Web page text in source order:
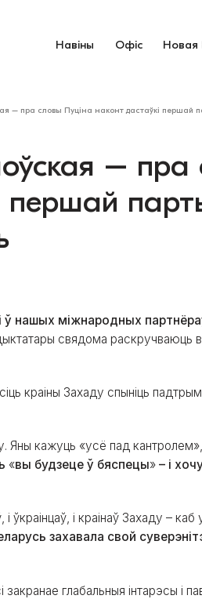
Навіны Офіс Новая
– пра словы Пуціна наконт дастаўкі першай
– пра
першай
ў нашых міжнародных
свядома раскручваюць
краіны Захаду спыніць
Яны кажуць «усё пад
«вы будзеце ў бяспецы» – і
ўкраінцаў, і краінаў Захаду –
захавала свой
глабальныя інтарэсы і